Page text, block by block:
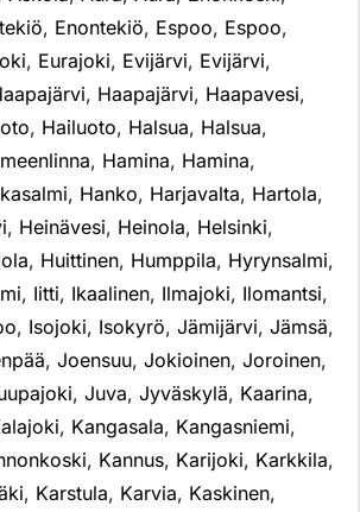
, Enontekiö, Espoo, Espoo,
, Eurajoki, Evijärvi, Evijärvi,
, Haapajärvi, Haapavesi,
, Hailuoto, Halsua, Halsua,
, Hamina, Hamina,
, Hanko, Harjavalta, Hartola,
, Heinävesi, Heinola, Helsinki,
, Huittinen, Humppila, Hyrynsalmi,
, Iitti, Ikaalinen, Ilmajoki, Ilomantsi,
, Isojoki, Isokyrö, Jämijärvi, Jämsä,
, Joensuu, Jokioinen, Joroinen,
, Juva, Jyväskylä, Kaarina,
, Kangasala, Kangasniemi,
, Kannus, Karijoki, Karkkila,
, Karstula, Karvia, Kaskinen,